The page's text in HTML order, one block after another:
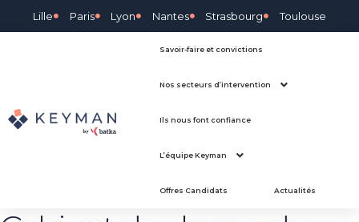
Lille Paris Lyon Nantes Strasbourg Toulouse
Savoir-faire et convictions
Nos secteurs d’intervention
Ils nous font confiance
L’équipe Keyman
Offres Candidats Actualités